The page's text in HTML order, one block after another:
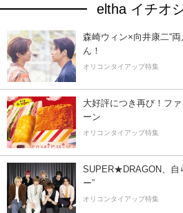
eltha イチオ
森崎ウィン×向井康二“
ん！
オリコンタイアップ特集
大好評につき再び！フ
ーン
オリコンタイアップ特集
SUPER★DRAGON、自
ー”
オリコンタイアップ特集